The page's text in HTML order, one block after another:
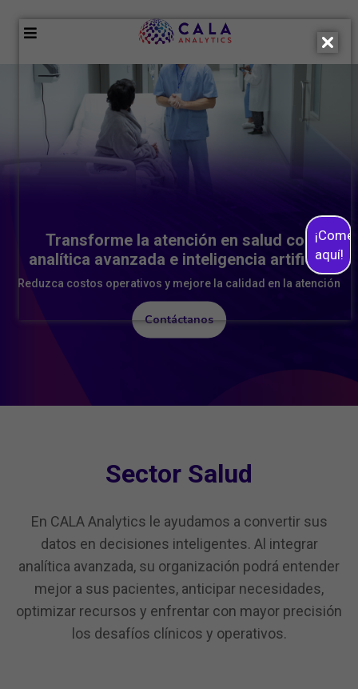
aquí!
Transforme la atención en salud con
analítica avanzada e inteligencia artificial
Reduzca costos operativos y mejore la calidad en la atención
Contáctanos
Sector Salud
En CALA Analytics le ayudamos a convertir sus
datos en decisiones inteligentes. Al integrar
analítica avanzada, su organización podrá entender
mejor a sus pacientes, anticipar necesidades,
optimizar recursos y enfrentar con mayor precisión
los desafíos clínicos y operativos.